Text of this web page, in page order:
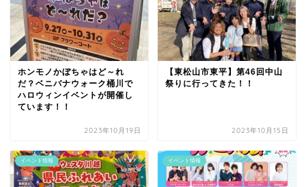
ホンモノかぼちゃはど～れ
だ？ベニバナウォーク桶川で
ハロウィンイベントが開催し
ています！！
2023年10月19日
【東松山市東平】第46回中山
祭りに行ってきた！！
2023年10月15日
イベント情報 イベント情報